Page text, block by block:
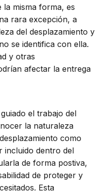
la misma forma, es
rara excepción, a
del desplazamiento y
se identifica con ella.
y otras
afectar la entrega
el trabajo del
la naturaleza
como
incluido dentro del
de forma postiva,
de proteger y
Esta